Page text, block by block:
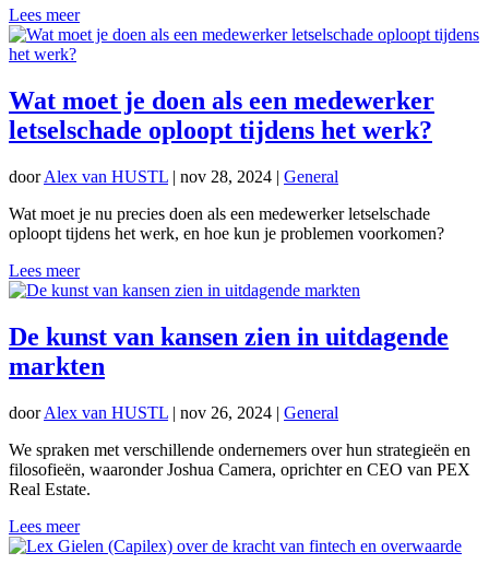
Lees meer
Wat moet je doen als een medewerker
letselschade oploopt tijdens het werk?
doorAlex van HUSTL | nov 28, 2024 | General
Wat moet je nu precies doen als een medewerker letselschade
oploopt tijdens het werk, en hoe kun je problemen voorkomen?
Lees meer
De kunst van kansen zien in uitdagende
markten
doorAlex van HUSTL | nov 26, 2024 | General
We spraken met verschillende ondernemers over hun strategieën en
filosofieën, waaronder Joshua Camera, oprichter en CEO van PEX
Real Estate.
Lees meer